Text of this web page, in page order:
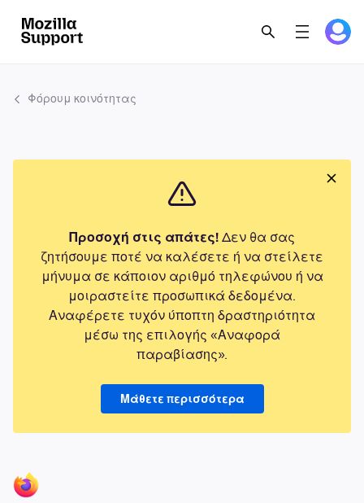
Φόρουμ κοινότητας
Προσοχή στις απάτες! Δεν θα σας
ζητήσουμε ποτέ να καλέσετε ή να στείλετε
μήνυμα σε κάποιον αριθμό τηλεφώνου ή να
μοιραστείτε προσωπικά δεδομένα.
Αναφέρετε τυχόν ύποπτη δραστηριότητα
μέσω της επιλογής «Αναφορά
παραβίασης».
Μάθετε περισσότερα